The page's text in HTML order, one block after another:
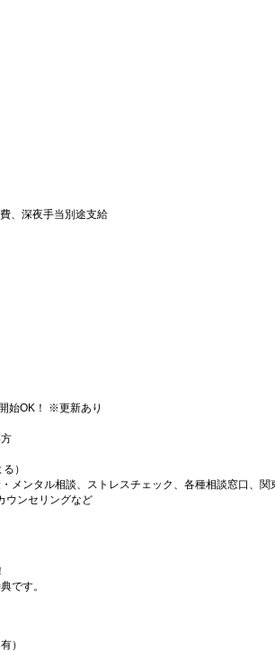
、深夜手当別途支給
始OK！ ※更新あり
）
メンタル相談、ストレスチェック、各種相談窓口、関
ウンセリングなど
です。
）